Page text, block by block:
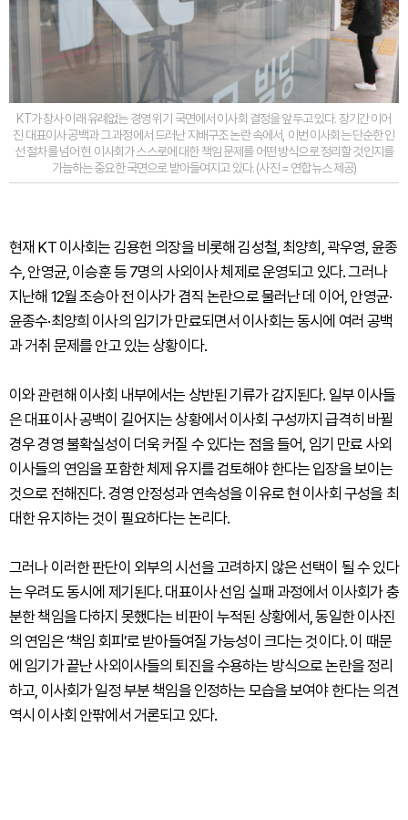
KT가 창사 이래 유례없는 경영 위기 국면에서 이사회 결정을 앞두고 있다. 장기간 이어
진 대표이사 공백과 그 과정에서 드러난 지배구조 논란 속에서, 이번 이사회는 단순한 인
선 절차를 넘어 현 이사회가 스스로에 대한 책임 문제를 어떤 방식으로 정리할 것인지를
가늠하는 중요한 국면으로 받아들여지고 있다. (사진 = 연합뉴스 제공)
현재 KT 이사회는 김용헌 의장을 비롯해 김성철, 최양희, 곽우영, 윤종
수, 안영균, 이승훈 등 7명의 사외이사 체제로 운영되고 있다. 그러나
지난해 12월 조승아 전 이사가 겸직 논란으로 물러난 데 이어, 안영균·
윤종수·최양희 이사의 임기가 만료되면서 이사회는 동시에 여러 공백
과 거취 문제를 안고 있는 상황이다.
이와 관련해 이사회 내부에서는 상반된 기류가 감지된다. 일부 이사들
은 대표이사 공백이 길어지는 상황에서 이사회 구성까지 급격히 바뀔
경우 경영 불확실성이 더욱 커질 수 있다는 점을 들어, 임기 만료 사외
이사들의 연임을 포함한 체제 유지를 검토해야 한다는 입장을 보이는
것으로 전해진다. 경영 안정성과 연속성을 이유로 현 이사회 구성을 최
대한 유지하는 것이 필요하다는 논리다.
그러나 이러한 판단이 외부의 시선을 고려하지 않은 선택이 될 수 있다
는 우려도 동시에 제기된다. 대표이사 선임 실패 과정에서 이사회가 충
분한 책임을 다하지 못했다는 비판이 누적된 상황에서, 동일한 이사진
의 연임은 ‘책임 회피’로 받아들여질 가능성이 크다는 것이다. 이 때문
에 임기가 끝난 사외이사들의 퇴진을 수용하는 방식으로 논란을 정리
하고, 이사회가 일정 부분 책임을 인정하는 모습을 보여야 한다는 의견
역시 이사회 안팎에서 거론되고 있다.